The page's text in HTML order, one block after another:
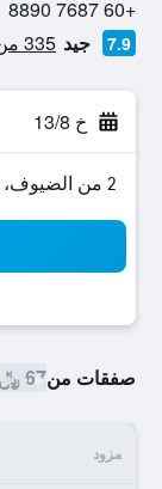
+60 7687 8890
7.9 جيد 335 من التقييمات تم التحقق منها
خ 13/8
2 من الضيوف، غرفة واحدة
صفقات من67 ﷼
مزود